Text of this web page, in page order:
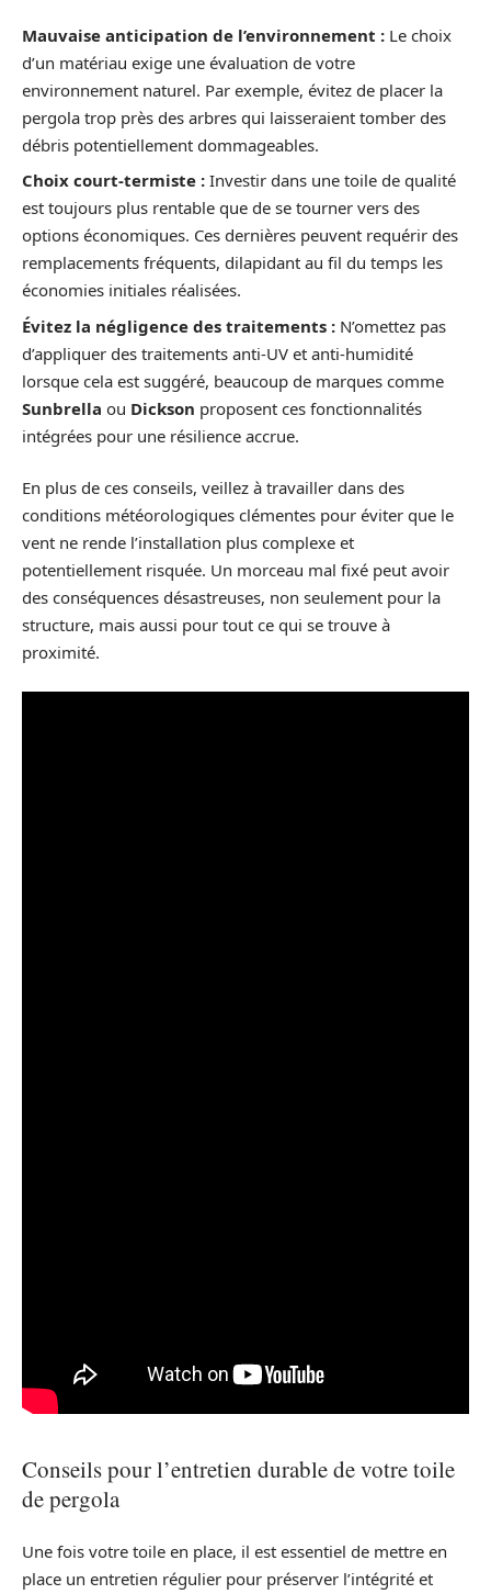
Mauvaise anticipation de l’environnement : Le choix
d’un matériau exige une évaluation de votre
environnement naturel. Par exemple, évitez de placer la
pergola trop près des arbres qui laisseraient tomber des
débris potentiellement dommageables.
Choix court-termiste : Investir dans une toile de qualité
est toujours plus rentable que de se tourner vers des
options économiques. Ces dernières peuvent requérir des
remplacements fréquents, dilapidant au fil du temps les
économies initiales réalisées.
Évitez la négligence des traitements : N’omettez pas
d’appliquer des traitements anti-UV et anti-humidité
lorsque cela est suggéré, beaucoup de marques comme
Sunbrella ou Dickson proposent ces fonctionnalités
intégrées pour une résilience accrue.
En plus de ces conseils, veillez à travailler dans des
conditions météorologiques clémentes pour éviter que le
vent ne rende l’installation plus complexe et
potentiellement risquée. Un morceau mal fixé peut avoir
des conséquences désastreuses, non seulement pour la
structure, mais aussi pour tout ce qui se trouve à
proximité.
Conseils pour l’entretien durable de votre toile
de pergola
Une fois votre toile en place, il est essentiel de mettre en
place un entretien régulier pour préserver l’intégrité et